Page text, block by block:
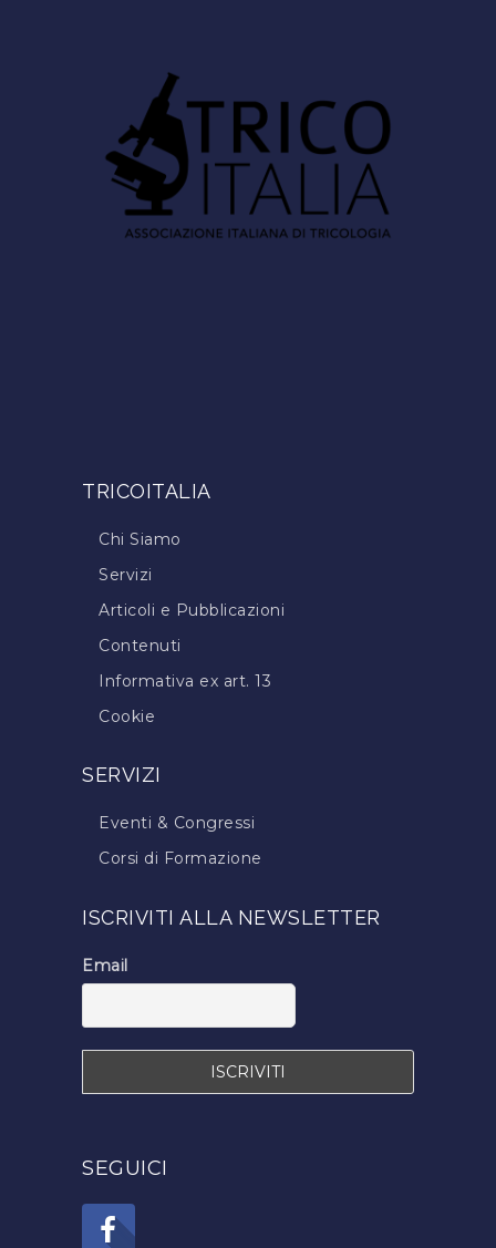
TRICOITALIA
Chi Siamo
Servizi
Articoli e Pubblicazioni
Contenuti
Informativa ex art. 13
Cookie
SERVIZI
Eventi & Congressi
Corsi di Formazione
Iscrizione a TricoItalia
Blog Calvizie
ISCRIVITI ALLA NEWSLETTER
Email
SEGUICI